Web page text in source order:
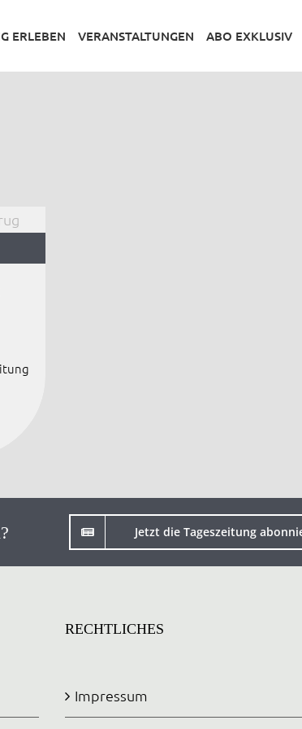
ERLEBEN VERANSTALTUNGEN ABO EXKLUSIV
Jetzt die Tageszeitung
RECHTLICHES
Impressum